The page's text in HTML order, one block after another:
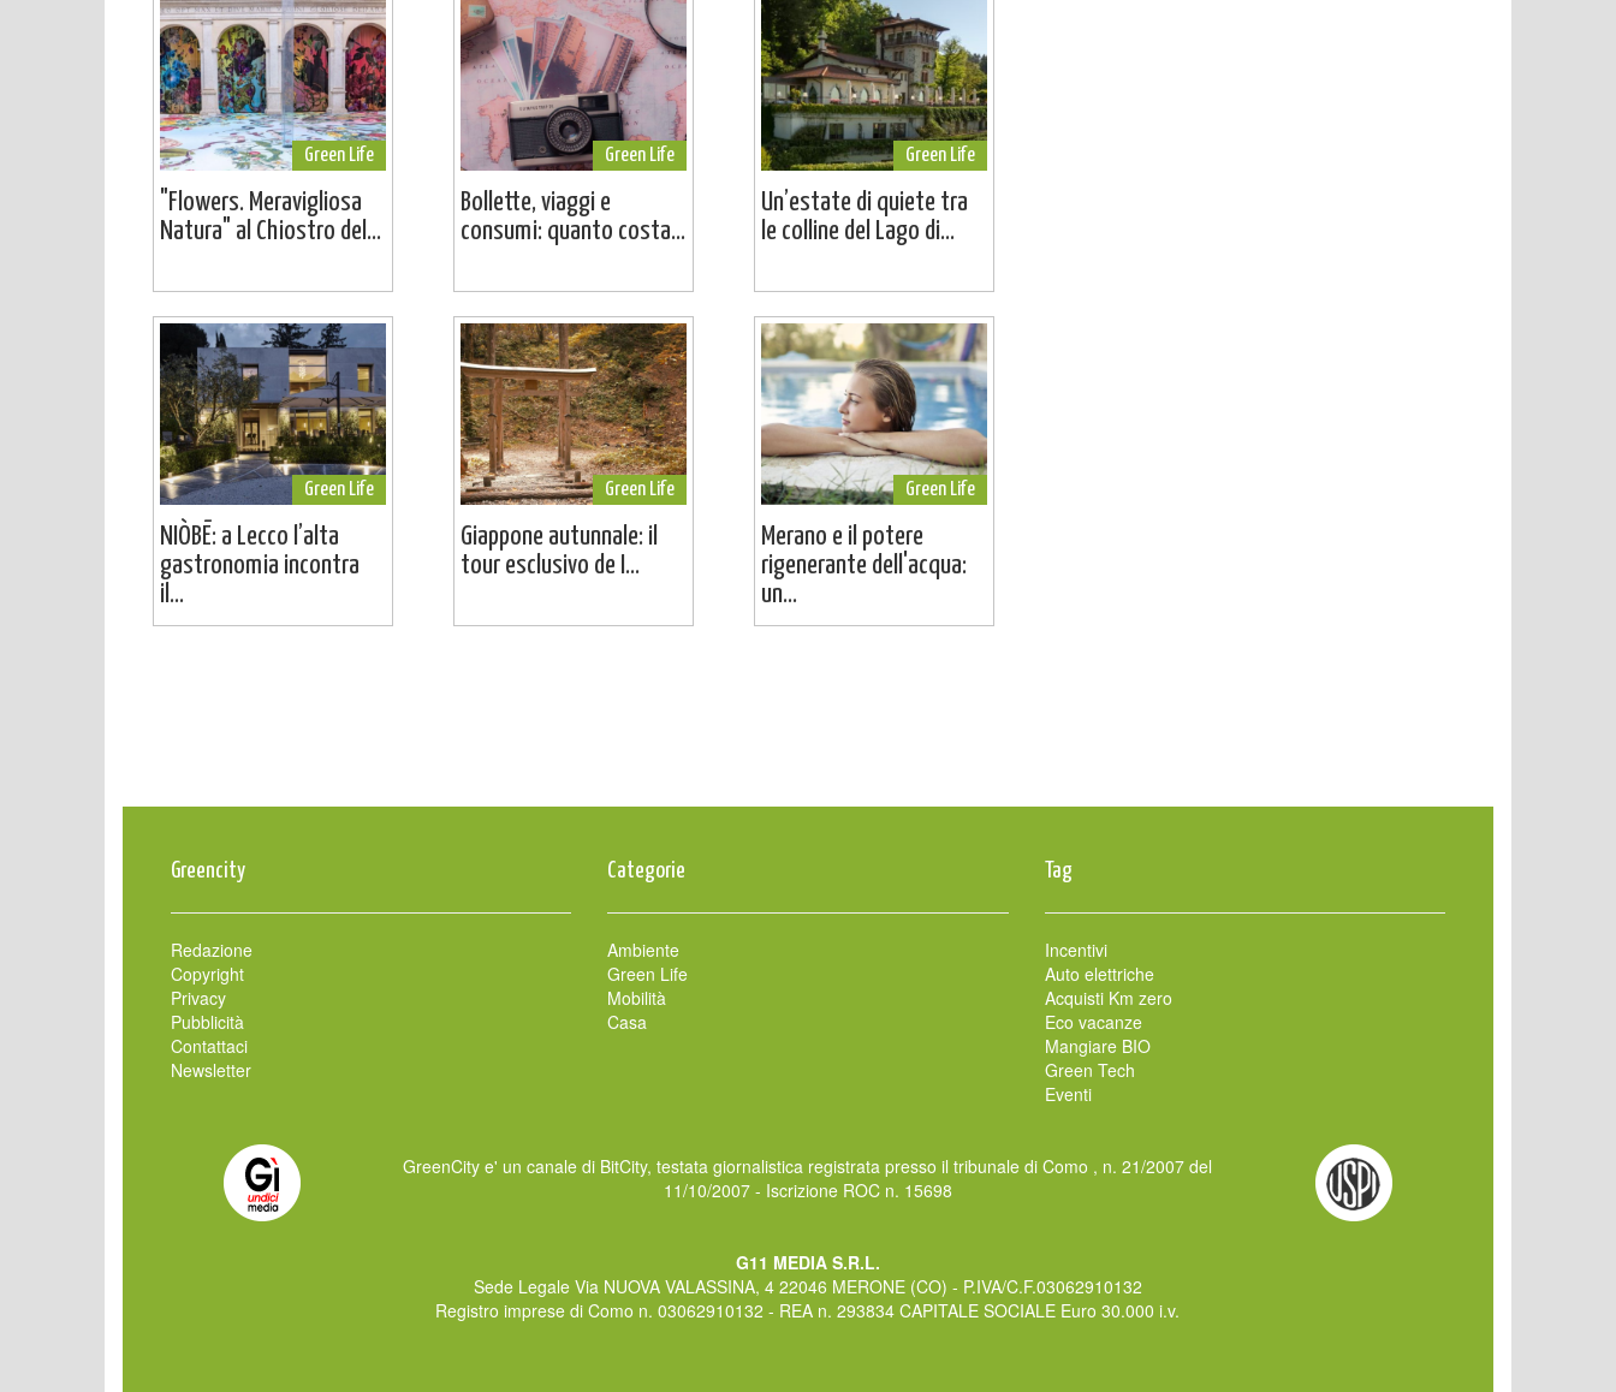
Green Life
"Flowers. Meravigliosa
Natura" al Chiostro del...
Green Life
Bollette, viaggi e
consumi: quanto costa...
Green Life
Un’estate di quiete tra
le colline del Lago di...
Green Life
NIÒBĒ: a Lecco l’alta
gastronomia incontra
il...
Green Life
Giappone autunnale: il
tour esclusivo de I...
Green Life
Merano e il potere
rigenerante dell'acqua:
un...
Greencity
Redazione
Copyright
Privacy
Pubblicità
Contattaci
Newsletter
Categorie
Ambiente
Green Life
Mobilità
Casa
Tag
Incentivi
Auto elettriche
Acquisti Km zero
Eco vacanze
Mangiare BIO
Green Tech
Eventi
GreenCity e' un canale di BitCity, testata giornalistica registrata presso il tribunale di Como , n. 21/2007 del
11/10/2007 - Iscrizione ROC n. 15698
G11 MEDIA S.R.L.
Sede Legale Via NUOVA VALASSINA, 4 22046 MERONE (CO) - P.IVA/C.F.03062910132
Registro imprese di Como n. 03062910132 - REA n. 293834 CAPITALE SOCIALE Euro 30.000 i.v.